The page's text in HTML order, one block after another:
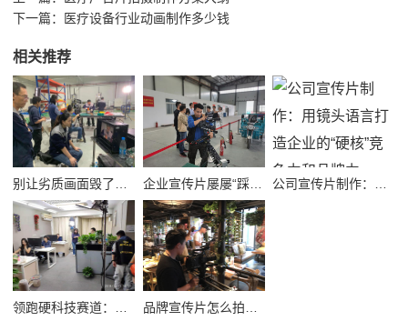
下一篇：
医疗设备行业动画制作多少钱
相关推荐